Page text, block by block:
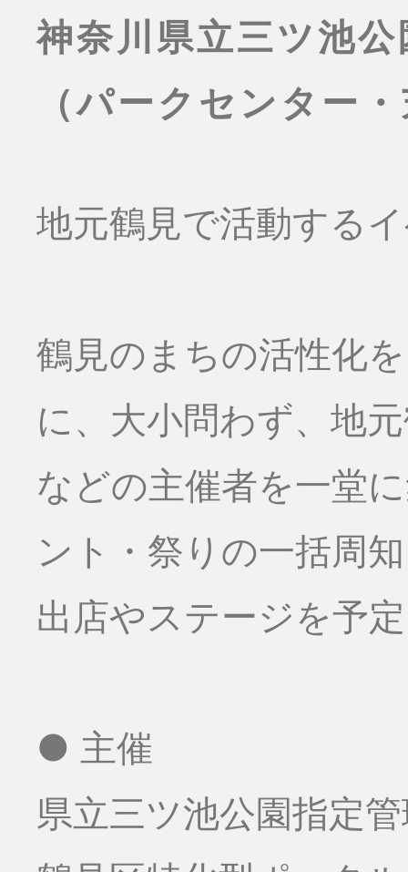
神奈川県立三ツ池公
（パークセンター
地元鶴見で活動する
鶴見のまちの活性化
に、大小問わず、地
などの主催者を一堂
ント・祭りの一括周
出店やステージを予
● 主催
県立三ツ池公園指定